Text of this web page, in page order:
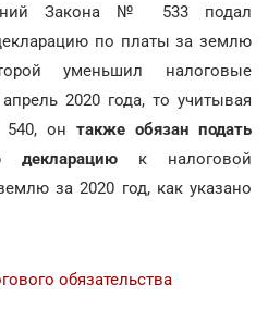
Закона № 533 подал
по платы за землю
уменьшил налоговые
2020 года, то учитывая
он также обязан подать
декларацию к налоговой
за 2020 год, как указано
обязательства